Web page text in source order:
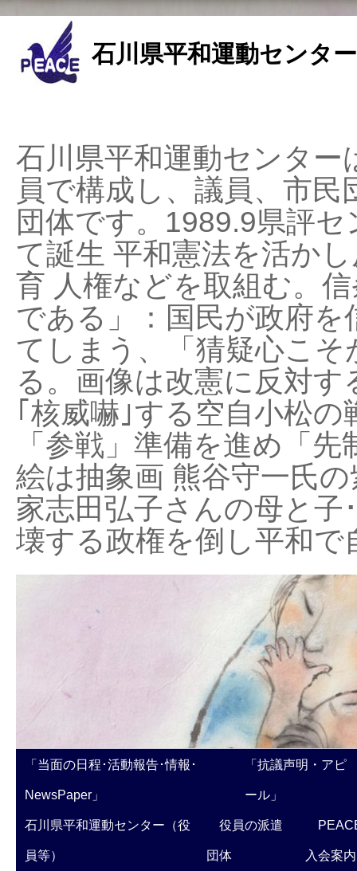
石川県平和運動センタ
石川県平和運動センタ
員で構成し、議員、市
団体です。1989.9県評
て誕生 平和憲法を活か
育 人権などを取組む。
である」：国民が政府
てしまう、「猜疑心こ
る。画像は改憲に反対
｢核威嚇｣する空自小松
「参戦」準備を進め「
絵は抽象画 熊谷守一氏
家志田弘子さんの母と子
壊する政権を倒し平和
「当面の日程･活動報告･情報･
NewsPaper」
「抗議声明・アピ
ール」
石川県平和運動センター（役
員等）
役員の派遣
団体 入会案内